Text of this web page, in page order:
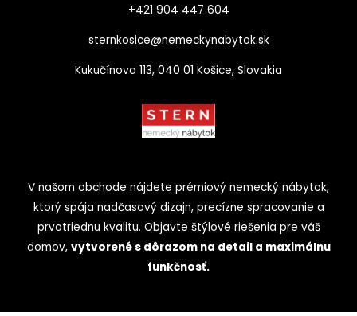
+421 904 447 604​
sternkosice@nemeckynabytok.sk
Kukučínova 113, 040 01 Košice, Slovakia
V našom obchode nájdete prémiový nemecký nábytok,
ktorý spája nadčasový dizajn, precízne spracovanie a
prvotriednu kvalitu. Objavte štýlové riešenia pre váš
domov, vytvorené s dôrazom na detail a maximálnu
funkčnosť.